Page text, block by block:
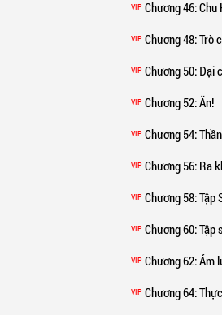
VIP Chương 46: Chu
VIP Chương 48: Trò
VIP Chương 50: Đại
VIP Chương 52: Ăn!
VIP Chương 54:
VIP Chương 56: Ra
VIP Chương 58: Tập
VIP Chương 60: Tập
VIP Chương 62: Ám
VIP Chương 64: